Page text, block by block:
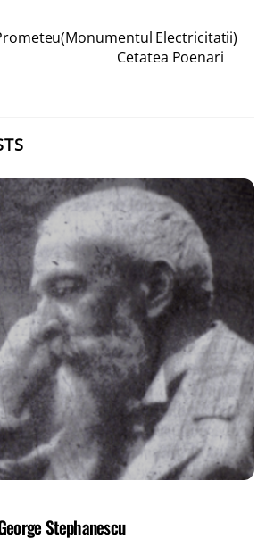
Electricitatii)
Cetatea Poenari
Stephanescu